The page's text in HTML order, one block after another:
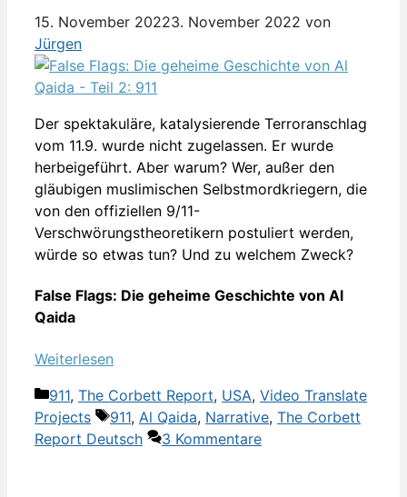
15. November 20223. November 2022 von
Jürgen
Der spektakuläre, katalysierende Terroranschlag
vom 11.9. wurde nicht zugelassen. Er wurde
herbeigeführt. Aber warum? Wer, außer den
gläubigen muslimischen Selbstmordkriegern, die
von den offiziellen 9/11-
Verschwörungstheoretikern postuliert werden,
würde so etwas tun? Und zu welchem Zweck?
False Flags: Die geheime Geschichte von Al
Qaida
Weiterlesen
Kategorien
911, The Corbett Report, USA, Video Translate
Projects
Schlagwörter
911, Al Qaida, Narrative, The Corbett
Report Deutsch
3 Kommentare